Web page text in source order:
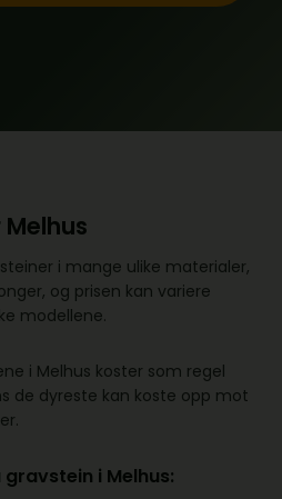
i mange ulike materialer,
og prisen kan variere
modellene.
i Melhus koster som regel
de dyreste kan koste opp mot
i Melhus: